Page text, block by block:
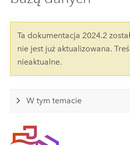
Ta dokumentacja 2024.2
nie jest już aktualizowana.
nieaktualne.
W tym temacie